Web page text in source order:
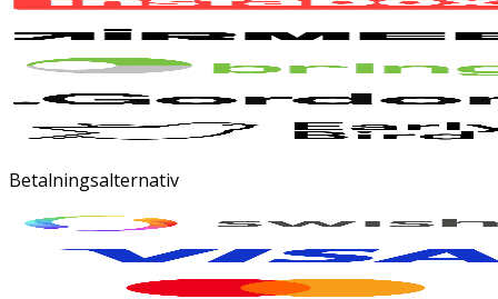
Betalningsalternativ